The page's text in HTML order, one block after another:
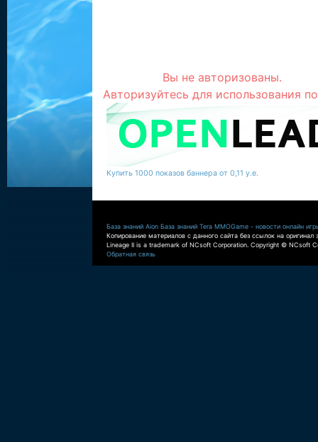
Вы не авторизованы.
Авторизуйтесь для использования
Купить 1000 показов баннера от 0,11 у.е.
База знаний Aion База знаний Tera MMOGame - новости онлайн
Копирование материалов с данного сайта без ссылок на оригинал
Lineage II is a trademark of NCsoft Corporation. Copyright © NCsoft
Обратная связь